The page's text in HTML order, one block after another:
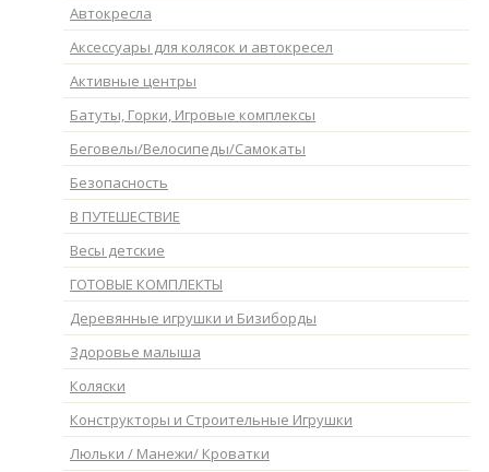
Автокресла
Аксессуары для колясок и автокресел
Активные центры
Батуты, Горки, Игровые комплексы
Беговелы/Велосипеды/Самокаты
Безопасность
В ПУТЕШЕСТВИЕ
Весы детские
ГОТОВЫЕ КОМПЛЕКТЫ
Деревянные игрушки и Бизиборды
Здоровье малыша
Коляски
Конструкторы и Строительные Игрушки
Люльки / Манежи/ Кроватки